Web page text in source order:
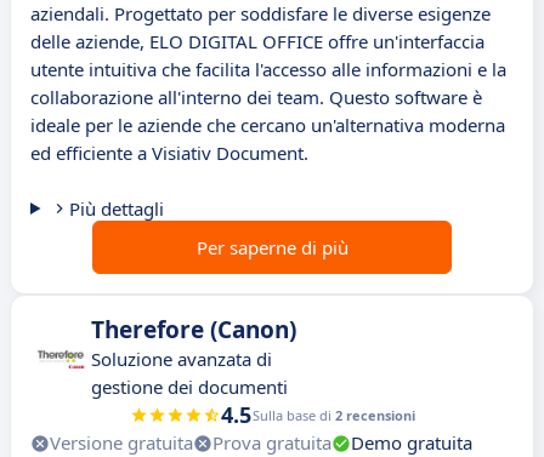
aziendali. Progettato per soddisfare le diverse esigenze
delle aziende, ELO DIGITAL OFFICE offre un'interfaccia
utente intuitiva che facilita l'accesso alle informazioni e la
collaborazione all'interno dei team. Questo software è
ideale per le aziende che cercano un'alternativa moderna
ed efficiente a Visiativ Document.
Più dettagli
Per saperne di più
Therefore (Canon)
Soluzione avanzata di
gestione dei documenti
4.5Sulla base di 2 recensioni
Versione gratuita Prova gratuita
Demo gratuita